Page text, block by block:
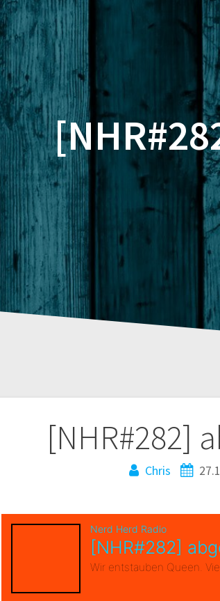
[NHR#282]
Chris